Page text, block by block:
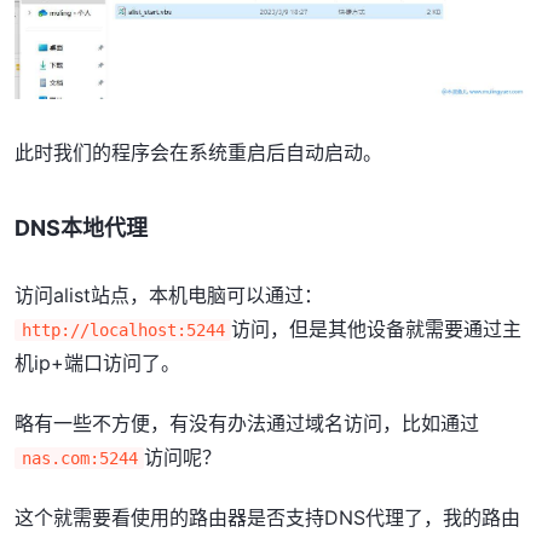
此时我们的程序会在系统重启后自动启动。
DNS本地代理
访问alist站点，本机电脑可以通过：
http://localhost:5244 访问，但是其他设备就需要通过主
机ip+端口访问了。
略有一些不方便，有没有办法通过域名访问，比如通过
nas.com:5244 访问呢？
这个就需要看使用的路由器是否支持DNS代理了，我的路由